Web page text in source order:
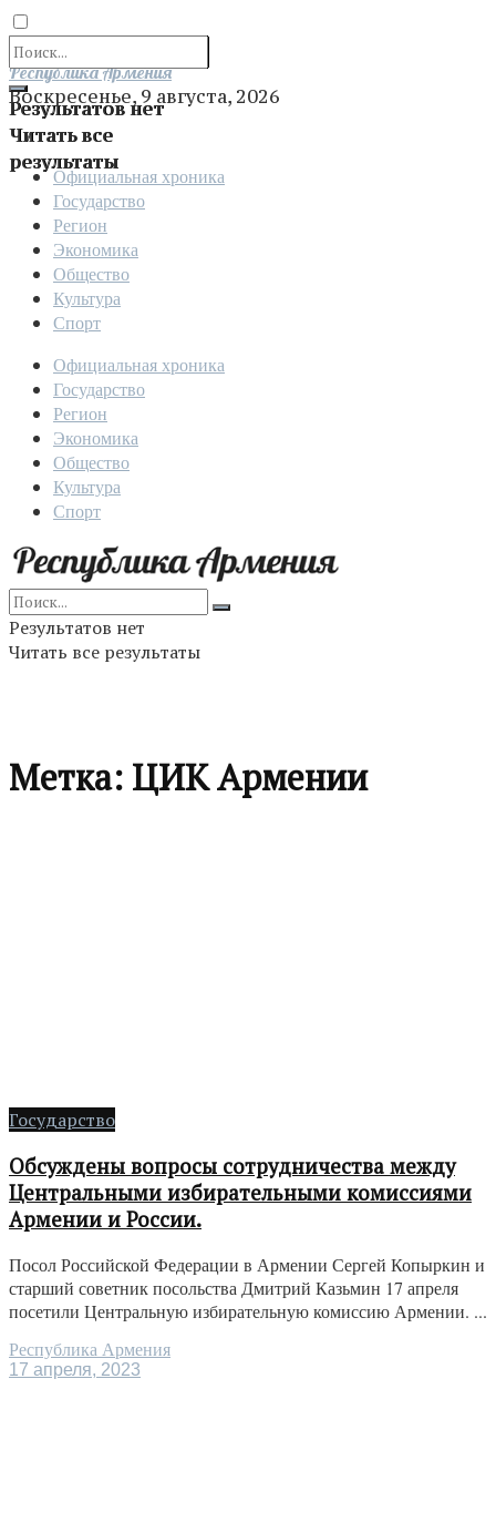
Результатов нет
Читать все
результаты
Отправить
Республика Армения
Воскресенье, 9 августа, 2026
Официальная хроника
Государство
Регион
Экономика
Общество
Культура
Спорт
Официальная хроника
Государство
Регион
Экономика
Общество
Культура
Спорт
Результатов нет
Читать все результаты
Метка: ЦИК Армении
Государство
Обсуждены вопросы сотрудничества между
Центральными избирательными комиссиями
Армении и России.
Посол Российской Федерации в Армении Сергей Копыркин и
старший советник посольства Дмитрий Казьмин 17 апреля
посетили Центральную избирательную комиссию Армении. ...
Республика Армения
17 апреля, 2023